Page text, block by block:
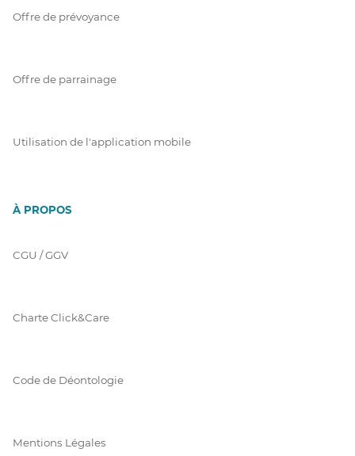
Offre de prévoyance
Offre de parrainage
Utilisation de l'application mobile
À PROPOS
CGU / GGV
Charte Click&Care
Code de Déontologie
Mentions Légales